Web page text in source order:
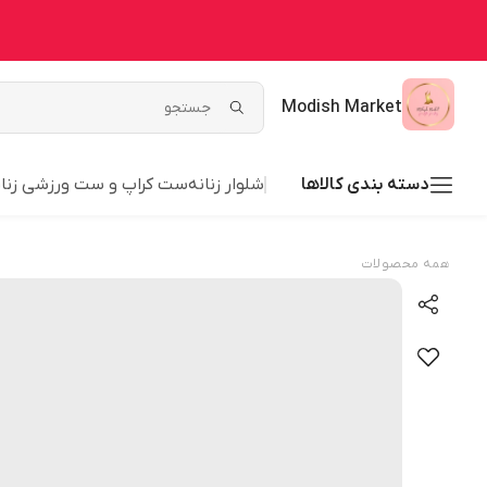
Modish Market
دسته بندی کالاها شلوار زنانهست کراپ و ست ورزشی
همه محصولات